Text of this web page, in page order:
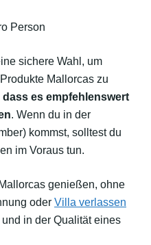
Person
sichere Wahl, um
Mallorcas zu
dass es empfehlenswert
. Wenn du in der
kommst, solltest du
im Voraus tun.
genießen, ohne
oder Villa verlassen
in der Qualität eines